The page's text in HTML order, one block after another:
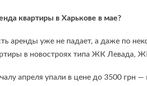
квартиры в Харькове в мае?
аренды уже не падает, а даже по
в новостроях типа ЖК
апреля упали в цене до 3500 грн